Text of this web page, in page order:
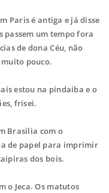
Paris é antiga e já disse
passem um tempo fora
de dona Céu, não
pouco.
estou na pindaiba e o
frisei.
Brasilia com o
de papel para imprimir
dos bois.
o Jeca. Os matutos